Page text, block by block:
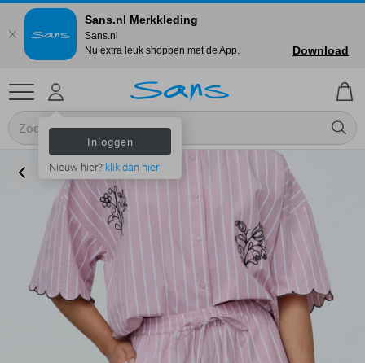
Inloggen
Nieuw hier? klik dan hier
Sans.nl Merkkleding
Sans.nl
Nu extra leuk shoppen met de App.
Download